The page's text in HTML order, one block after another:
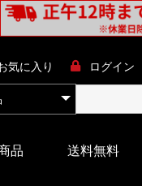
気に入り ログイン
品 送料無料